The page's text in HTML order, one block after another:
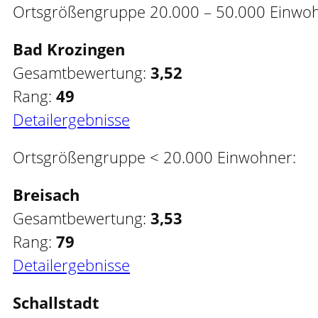
Ortsgrößengruppe 20.000 – 50.000
Bad Krozingen
Gesamtbewertung: 3,52
Rang: 49
Detailergebnisse
Ortsgrößengruppe < 20.000 Einwohner:
Breisach
Gesamtbewertung: 3,53
Rang: 79
Detailergebnisse
Schallstadt